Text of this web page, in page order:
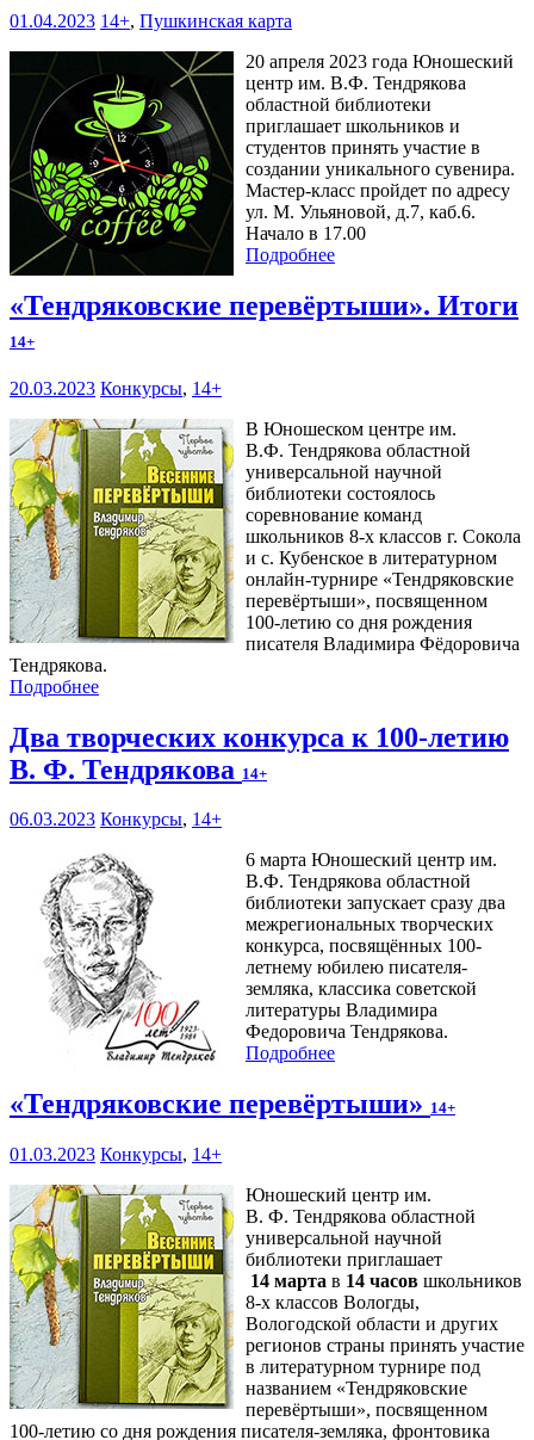
01.04.2023 14+, Пушкинская карта
20 апреля 2023 года Юношеский
центр им. В.Ф. Тендрякова
областной библиотеки
приглашает школьников и
студентов принять участие в
создании уникального сувенира.
Мастер-класс пройдет по адресу
ул. М. Ульяновой, д.7, каб.6.
Начало в 17.00
Подробнее
«Тендряковские перевёртыши». Итоги
14+
20.03.2023 Конкурсы, 14+
В Юношеском центре им.
В.Ф. Тендрякова областной
универсальной научной
библиотеки состоялось
соревнование команд
школьников 8-х классов г. Сокола
и с. Кубенское в литературном
онлайн-турнире «Тендряковские
перевёртыши», посвященном
100-летию со дня рождения
писателя Владимира Фёдоровича
Тендрякова.
Подробнее
Два творческих конкурса к 100-летию
В. Ф. Тендрякова 14+
06.03.2023 Конкурсы, 14+
6 марта Юношеский центр им.
В.Ф. Тендрякова областной
библиотеки запускает сразу два
межрегиональных творческих
конкурса, посвящённых 100-
летнему юбилею писателя-
земляка, классика советской
литературы Владимира
Федоровича Тендрякова.
Подробнее
«Тендряковские перевёртыши» 14+
01.03.2023 Конкурсы, 14+
Юношеский центр им.
В. Ф. Тендрякова областной
универсальной научной
библиотеки приглашает
14 марта в 14 часов школьников
8-х классов Вологды,
Вологодской области и других
регионов страны принять участие
в литературном турнире под
названием «Тендряковские
перевёртыши», посвященном
100-летию со дня рождения писателя-земляка, фронтовика